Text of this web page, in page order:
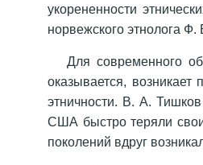
укорененности
норвежского этнолога Ф.
Для современного
оказывается, возникает
этничности. В. А.
США быстро теряли свои
поколений вдруг